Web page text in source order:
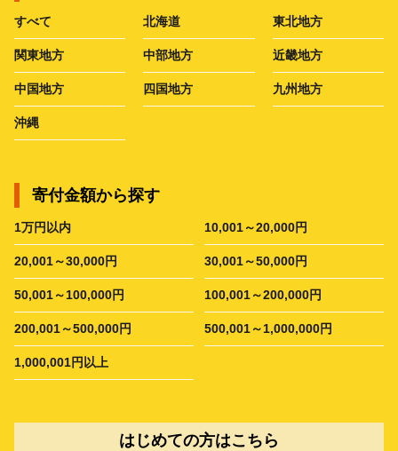
すべて 北海道 東北地方
関東地方 中部地方 近畿地方
中国地方 四国地方 九州地方
沖縄
寄付金額から探す
1万円以内 10,001～20,000円
20,001～30,000円 30,001～50,000円
50,001～100,000円 100,001～200,000円
200,001～500,000円 500,001～1,000,000円
1,000,001円以上
はじめての方はこちら